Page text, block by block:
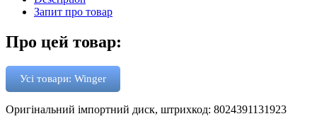
Запит про товар
Про цей товар:
Усі товари: Winger
Оригінальний імпортний диск, штрихкод: 8024391131923